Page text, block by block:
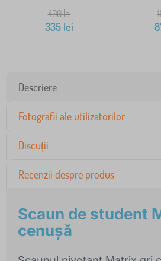
400lei
335 lei
Descriere
Fotografii ale utilizatorilor
Discuții
Recenzii despre produs
Scaun de student
cenușă